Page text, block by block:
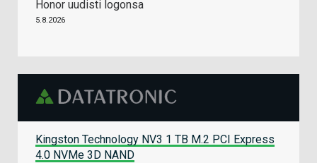
Honor uudisti logonsa
5.8.2026
Kingston Technology NV3 1 TB M.2 PCI Express
4.0 NVMe 3D NAND